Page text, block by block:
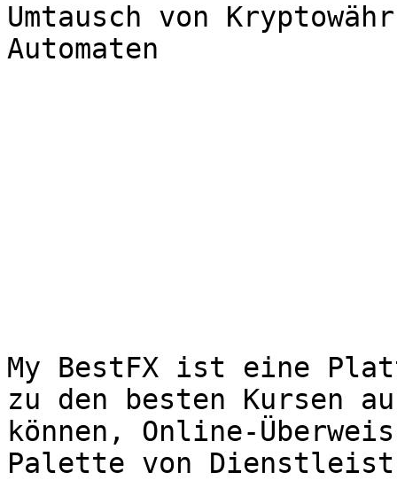
Umtausch von
Automaten
My BestFX ist eine
zu den besten Kursen
können, Online-
Palette von